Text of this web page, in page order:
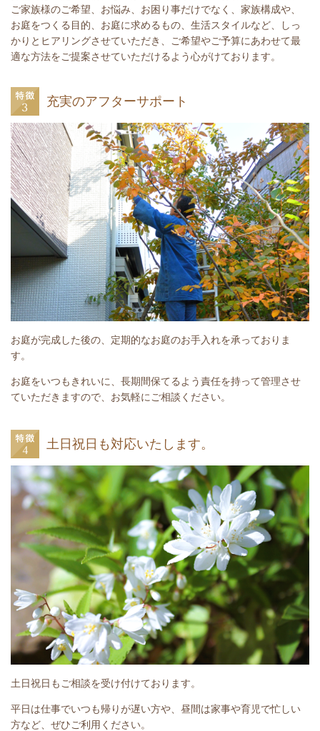
ご家族様のご希望、お悩み、お困り事だけでなく、家族構成や、
お庭をつくる目的、お庭に求めるもの、生活スタイルなど、しっ
かりとヒアリングさせていただき、ご希望やご予算にあわせて最
適な方法をご提案させていただけるよう心がけております。
充実のアフターサポート
お庭が完成した後の、定期的なお庭のお手入れを承っておりま
す。
お庭をいつもきれいに、長期間保てるよう責任を持って管理させ
ていただきますので、お気軽にご相談ください。
土日祝日も対応いたします。
土日祝日もご相談を受け付けております。
平日は仕事でいつも帰りが遅い方や、昼間は家事や育児で忙しい
方など、ぜひご利用ください。